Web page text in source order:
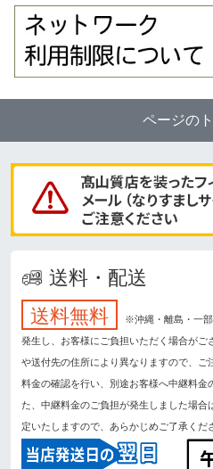
ページの
送料・配送
送料無料
※沖縄・離島・一
発生し、お客様にご負担いただく場合が
や送付先の住所により異なりますので、
料金の確認を行い、別途お客様へ中継料金
た、中継料金のご負担が発生しました場
定いたしますので、あらかじめご了承くだ